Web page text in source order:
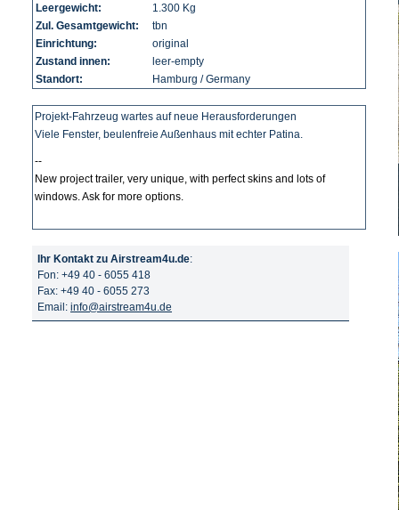
Leergewicht:
1.300 Kg
Zul. Gesamtgewicht:
tbn
Einrichtung:
original
Zustand innen:
leer-empty
Standort:
Hamburg / Germany
Projekt-Fahrzeug wartes auf neue Herausforderungen
Viele Fenster, beulenfreie Außenhaus mit echter Patina.
--
New project trailer, very unique, with perfect skins and lots of
windows. Ask for more options.
Ihr Kontakt zu Airstream4u.de:
Fon: +49 40 - 6055 418
Fax: +49 40 - 6055 273
Email: info@airstream4u.de